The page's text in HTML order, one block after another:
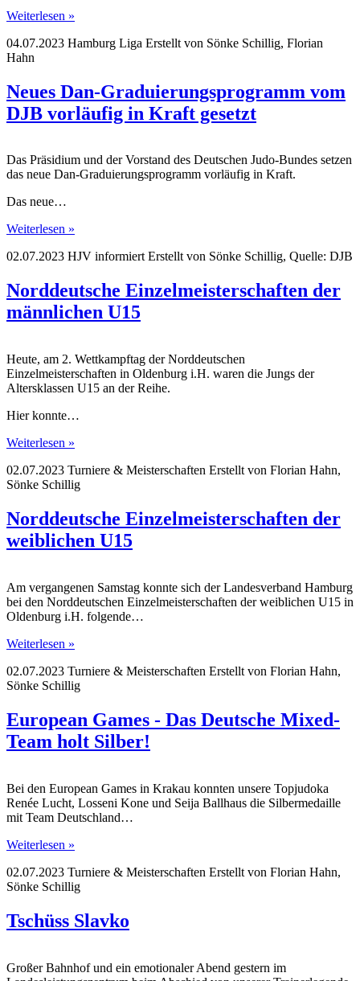
Weiterlesen »
04.07.2023 Hamburg Liga Erstellt von Sönke Schillig, Florian
Hahn
Neues Dan-Graduierungsprogramm vom
DJB vorläufig in Kraft gesetzt
Das Präsidium und der Vorstand des Deutschen Judo-Bundes setzen
das neue Dan-Graduierungsprogramm vorläufig in Kraft.
Das neue…
Weiterlesen »
02.07.2023 HJV informiert Erstellt von Sönke Schillig, Quelle: DJB
Norddeutsche Einzelmeisterschaften der
männlichen U15
Heute, am 2. Wettkampftag der Norddeutschen
Einzelmeisterschaften in Oldenburg i.H. waren die Jungs der
Altersklassen U15 an der Reihe.
Hier konnte…
Weiterlesen »
02.07.2023 Turniere & Meisterschaften Erstellt von Florian Hahn,
Sönke Schillig
Norddeutsche Einzelmeisterschaften der
weiblichen U15
Am vergangenen Samstag konnte sich der Landesverband Hamburg
bei den Norddeutschen Einzelmeisterschaften der weiblichen U15 in
Oldenburg i.H. folgende…
Weiterlesen »
02.07.2023 Turniere & Meisterschaften Erstellt von Florian Hahn,
Sönke Schillig
European Games - Das Deutsche Mixed-
Team holt Silber!
Bei den European Games in Krakau konnten unsere Topjudoka
Renée Lucht, Losseni Kone und Seija Ballhaus die Silbermedaille
mit Team Deutschland…
Weiterlesen »
02.07.2023 Turniere & Meisterschaften Erstellt von Florian Hahn,
Sönke Schillig
Tschüss Slavko
Großer Bahnhof und ein emotionaler Abend gestern im